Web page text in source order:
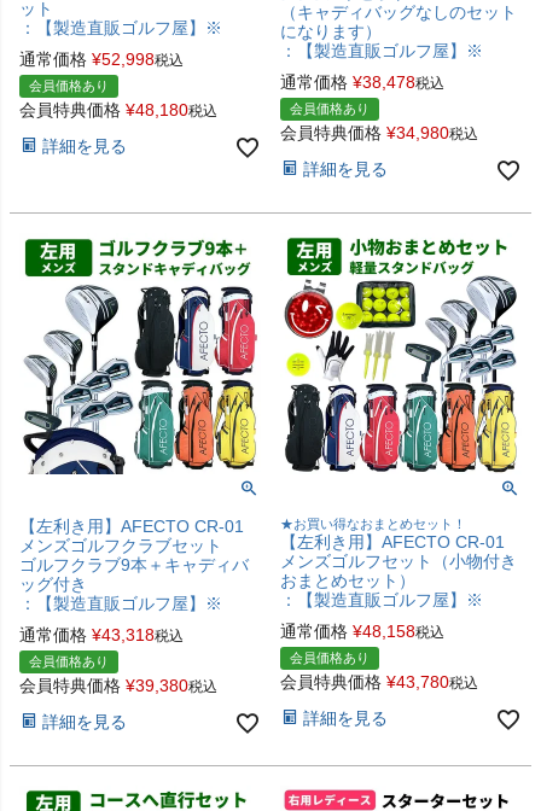
ット
：【製造直販ゴルフ屋】※
通常価格 ¥52,998税込
会員価格あり
会員特典価格 ¥48,180税込
詳細を見る
（キャディバッグなしのセット
になります）
：【製造直販ゴルフ屋】※
通常価格 ¥38,478税込
会員価格あり
会員特典価格 ¥34,980税込
詳細を見る
【左利き用】AFECTO CR-01
メンズゴルフクラブセット
ゴルフクラブ9本＋キャディバ
ッグ付き
：【製造直販ゴルフ屋】※
通常価格 ¥43,318税込
会員価格あり
会員特典価格 ¥39,380税込
詳細を見る
★お買い得なおまとめセット！
【左利き用】AFECTO CR-01
メンズゴルフセット（小物付き
おまとめセット）
：【製造直販ゴルフ屋】※
通常価格 ¥48,158税込
会員価格あり
会員特典価格 ¥43,780税込
詳細を見る